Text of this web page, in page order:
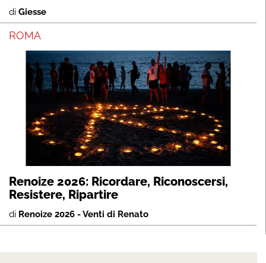
di Giesse
ROMA
Renoize 2026: Ricordare, Riconoscersi,
Resistere, Ripartire
di Renoize 2026 - Venti di Renato